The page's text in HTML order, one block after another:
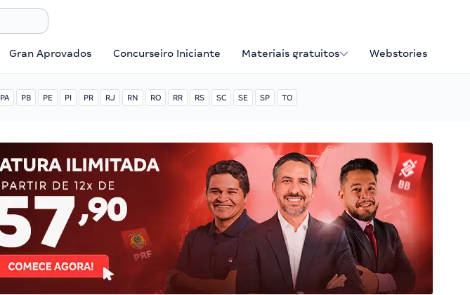
Gran Aprovados Concurseiro Iniciante Materiais gratuitos Webstories
PA PB PE PI PR RJ RN RO RR RS SC SE SP TO